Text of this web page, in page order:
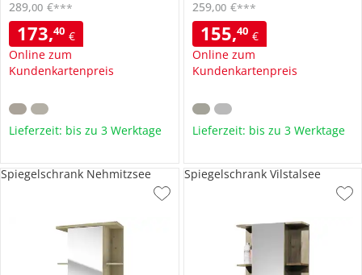
173,40 €
Online zum
Kundenkartenpreis
289,00 €***
Lieferzeit: bis zu 3 Werktage
155,40 €
Online zum
Kundenkartenpreis
259,00 €***
Lieferzeit: bis zu 3 Werktage
Spiegelschrank Nehmitzsee Spiegelschrank Vilstalsee